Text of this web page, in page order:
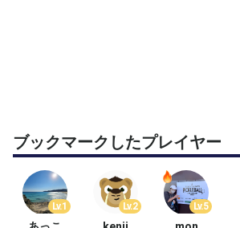
「今この瞬間」に没入し、感覚をクリ
④ クールダウン（内省・余韻）
静かな状態のまま、自分の内側を感じ
体験を言語化したり、感覚として持ち
ここで初めて“整う”が自覚される。
ブックマークしたプレイヤー
Lv.1 Lv.2 Lv.5